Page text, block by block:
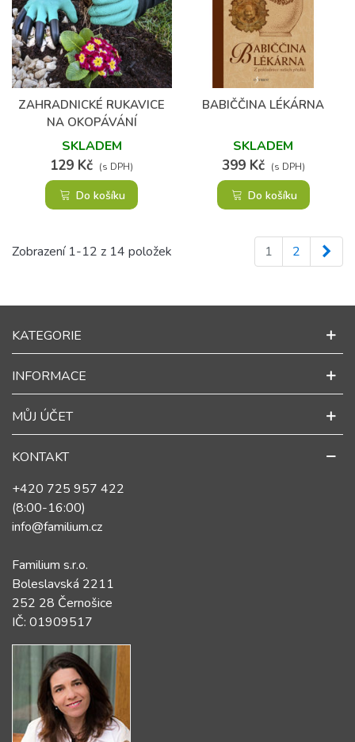
ZAHRADNICKÉ RUKAVICE
NA OKOPÁVÁNÍ
SKLADEM
129 Kč (s DPH)
Do košíku
BABIČČINA LÉKÁRNA
SKLADEM
399 Kč (s DPH)
Do košíku
Zobrazení 1-12 z 14 položek 1 2
KATEGORIE
INFORMACE
MŮJ ÚČET
KONTAKT
+420 725 957 422
(8:00-16:00)
info@familium.cz
Familium s.r.o.
Boleslavská 2211
252 28 Černošice
IČ: 01909517